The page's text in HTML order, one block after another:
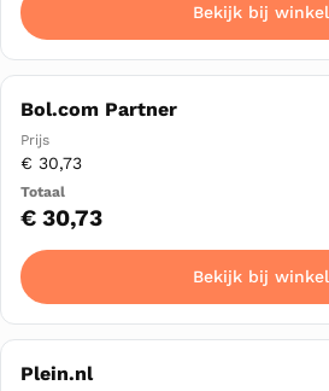
Bekijk bij winkel
Bol.com Partner
€ 30,73
€ 30,73
Bekijk bij winkel
Plein.nl